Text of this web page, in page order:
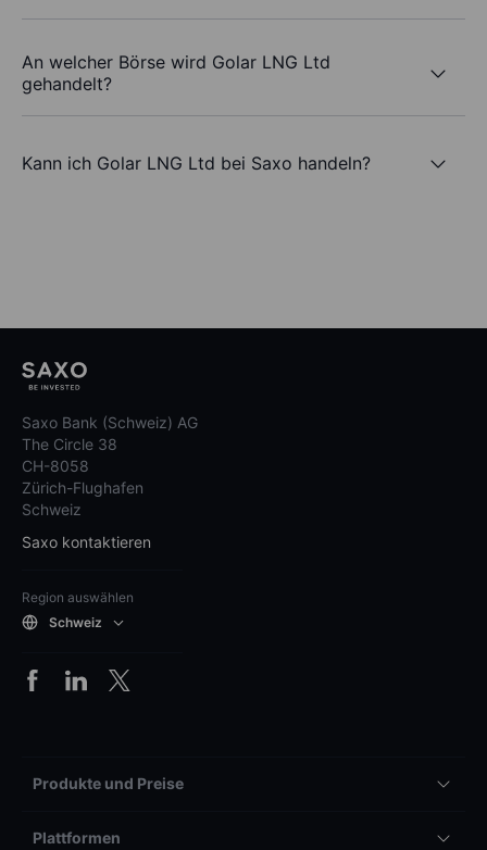
An welcher Börse wird Golar LNG Ltd
gehandelt?
Kann ich Golar LNG Ltd bei Saxo handeln?
Saxo Bank (Schweiz) AG
The Circle 38
CH-8058
Zürich-Flughafen
Schweiz
Saxo kontaktieren
Region auswählen
Schweiz
Produkte und Preise
Plattformen